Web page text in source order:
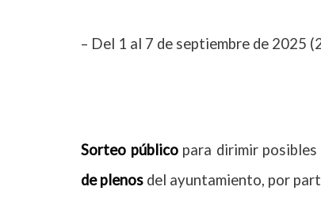
– Del 1 al 7 de septiembre de 2025
Sorteo públicopara dirimir posibles
de plenos del ayuntamiento, por